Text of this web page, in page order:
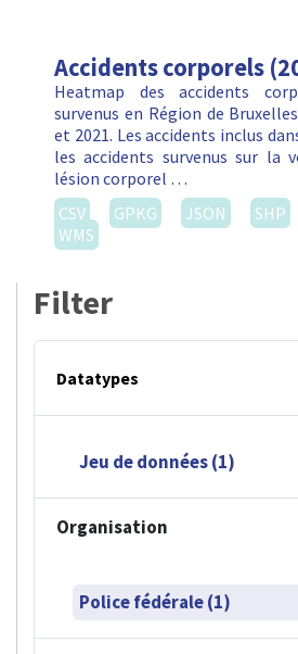
Accidents corporels
Heatmap des accidents
survenus en Région de
et 2021. Les accidents inclus
les accidents survenus sur la
lésion corporel …
CSV
GPKG JSON SHP
WMS
Filter
Datatypes
Jeu de données (1)
Organisation
Police fédérale (1)